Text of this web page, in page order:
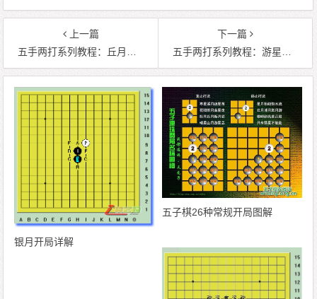
上一篇
五手两打系列教程：丘月局 （新手必读）
下一篇
五手两打系列教程：游星局 （新手必读）
银月开局详解
五子棋26种常规开局图解